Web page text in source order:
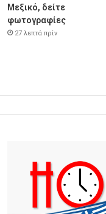
Μεξικό, δείτε
φωτογραφίες
27 λεπτά πρίν